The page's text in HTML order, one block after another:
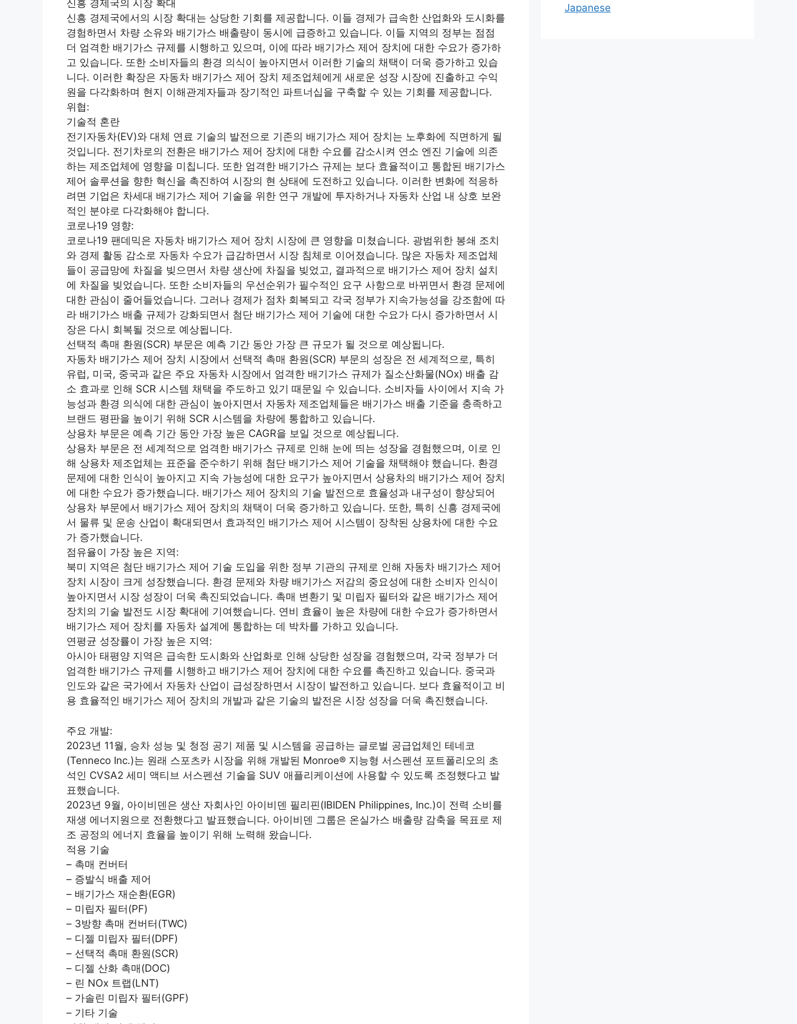
신흥 경제국의 시장 확대
신흥 경제국에서의 시장 확대는 상당한 기회를 제공합니다. 이들 경제가 급속한 산업화와 도시화를
경험하면서 차량 소유와 배기가스 배출량이 동시에 급증하고 있습니다. 이들 지역의 정부는 점점
더 엄격한 배기가스 규제를 시행하고 있으며, 이에 따라 배기가스 제어 장치에 대한 수요가 증가하
고 있습니다. 또한 소비자들의 환경 의식이 높아지면서 이러한 기술의 채택이 더욱 증가하고 있습
니다. 이러한 확장은 자동차 배기가스 제어 장치 제조업체에게 새로운 성장 시장에 진출하고 수익
원을 다각화하며 현지 이해관계자들과 장기적인 파트너십을 구축할 수 있는 기회를 제공합니다.
위협:
기술적 혼란
전기자동차(EV)와 대체 연료 기술의 발전으로 기존의 배기가스 제어 장치는 노후화에 직면하게 될
것입니다. 전기차로의 전환은 배기가스 제어 장치에 대한 수요를 감소시켜 연소 엔진 기술에 의존
하는 제조업체에 영향을 미칩니다. 또한 엄격한 배기가스 규제는 보다 효율적이고 통합된 배기가스
제어 솔루션을 향한 혁신을 촉진하여 시장의 현 상태에 도전하고 있습니다. 이러한 변화에 적응하
려면 기업은 차세대 배기가스 제어 기술을 위한 연구 개발에 투자하거나 자동차 산업 내 상호 보완
적인 분야로 다각화해야 합니다.
코로나19 영향:
코로나19 팬데믹은 자동차 배기가스 제어 장치 시장에 큰 영향을 미쳤습니다. 광범위한 봉쇄 조치
와 경제 활동 감소로 자동차 수요가 급감하면서 시장 침체로 이어졌습니다. 많은 자동차 제조업체
들이 공급망에 차질을 빚으면서 차량 생산에 차질을 빚었고, 결과적으로 배기가스 제어 장치 설치
에 차질을 빚었습니다. 또한 소비자들의 우선순위가 필수적인 요구 사항으로 바뀌면서 환경 문제에
대한 관심이 줄어들었습니다. 그러나 경제가 점차 회복되고 각국 정부가 지속가능성을 강조함에 따
라 배기가스 배출 규제가 강화되면서 첨단 배기가스 제어 기술에 대한 수요가 다시 증가하면서 시
장은 다시 회복될 것으로 예상됩니다.
선택적 촉매 환원(SCR) 부문은 예측 기간 동안 가장 큰 규모가 될 것으로 예상됩니다.
자동차 배기가스 제어 장치 시장에서 선택적 촉매 환원(SCR) 부문의 성장은 전 세계적으로, 특히
유럽, 미국, 중국과 같은 주요 자동차 시장에서 엄격한 배기가스 규제가 질소산화물(NOx) 배출 감
소 효과로 인해 SCR 시스템 채택을 주도하고 있기 때문일 수 있습니다. 소비자들 사이에서 지속 가
능성과 환경 의식에 대한 관심이 높아지면서 자동차 제조업체들은 배기가스 배출 기준을 충족하고
브랜드 평판을 높이기 위해 SCR 시스템을 차량에 통합하고 있습니다.
상용차 부문은 예측 기간 동안 가장 높은 CAGR을 보일 것으로 예상됩니다.
상용차 부문은 전 세계적으로 엄격한 배기가스 규제로 인해 눈에 띄는 성장을 경험했으며, 이로 인
해 상용차 제조업체는 표준을 준수하기 위해 첨단 배기가스 제어 기술을 채택해야 했습니다. 환경
문제에 대한 인식이 높아지고 지속 가능성에 대한 요구가 높아지면서 상용차의 배기가스 제어 장치
에 대한 수요가 증가했습니다. 배기가스 제어 장치의 기술 발전으로 효율성과 내구성이 향상되어
상용차 부문에서 배기가스 제어 장치의 채택이 더욱 증가하고 있습니다. 또한, 특히 신흥 경제국에
서 물류 및 운송 산업이 확대되면서 효과적인 배기가스 제어 시스템이 장착된 상용차에 대한 수요
가 증가했습니다.
점유율이 가장 높은 지역:
북미 지역은 첨단 배기가스 제어 기술 도입을 위한 정부 기관의 규제로 인해 자동차 배기가스 제어
장치 시장이 크게 성장했습니다. 환경 문제와 차량 배기가스 저감의 중요성에 대한 소비자 인식이
높아지면서 시장 성장이 더욱 촉진되었습니다. 촉매 변환기 및 미립자 필터와 같은 배기가스 제어
장치의 기술 발전도 시장 확대에 기여했습니다. 연비 효율이 높은 차량에 대한 수요가 증가하면서
배기가스 제어 장치를 자동차 설계에 통합하는 데 박차를 가하고 있습니다.
연평균 성장률이 가장 높은 지역:
아시아 태평양 지역은 급속한 도시화와 산업화로 인해 상당한 성장을 경험했으며, 각국 정부가 더
엄격한 배기가스 규제를 시행하고 배기가스 제어 장치에 대한 수요를 촉진하고 있습니다. 중국과
인도와 같은 국가에서 자동차 산업이 급성장하면서 시장이 발전하고 있습니다. 보다 효율적이고 비
용 효율적인 배기가스 제어 장치의 개발과 같은 기술의 발전은 시장 성장을 더욱 촉진했습니다.
주요 개발:
2023년 11월, 승차 성능 및 청정 공기 제품 및 시스템을 공급하는 글로벌 공급업체인 테네코
(Tenneco Inc.)는 원래 스포츠카 시장을 위해 개발된 Monroe® 지능형 서스펜션 포트폴리오의 초
석인 CVSA2 세미 액티브 서스펜션 기술을 SUV 애플리케이션에 사용할 수 있도록 조정했다고 발
표했습니다.
2023년 9월, 아이비덴은 생산 자회사인 아이비덴 필리핀(IBIDEN Philippines, Inc.)이 전력 소비를
재생 에너지원으로 전환했다고 발표했습니다. 아이비덴 그룹은 온실가스 배출량 감축을 목표로 제
조 공정의 에너지 효율을 높이기 위해 노력해 왔습니다.
적용 기술
– 촉매 컨버터
– 증발식 배출 제어
– 배기가스 재순환(EGR)
– 미립자 필터(PF)
– 3방향 촉매 컨버터(TWC)
– 디젤 미립자 필터(DPF)
– 선택적 촉매 환원(SCR)
– 디젤 산화 촉매(DOC)
– 린 NOx 트랩(LNT)
– 가솔린 미립자 필터(GPF)
– 기타 기술
Japanese